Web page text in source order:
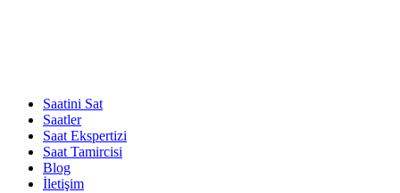
Saatini Sat
Saatler
Saat Ekspertizi
Saat Tamircisi
Blog
İletişim